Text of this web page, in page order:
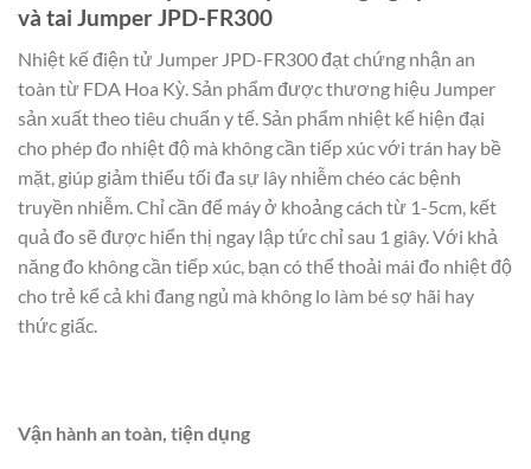
và tai Jumper JPD-FR300
Nhiệt kế điện tử Jumper JPD-FR300 đạt chứng nhận an
toàn từ FDA Hoa Kỳ. Sản phẩm được thương hiệu Jumper
sản xuất theo tiêu chuẩn y tế. Sản phẩm nhiệt kế hiện đại
cho phép đo nhiệt độ mà không cần tiếp xúc với trán hay bề
mặt, giúp giảm thiểu tối đa sự lây nhiễm chéo các bệnh
truyền nhiễm. Chỉ cần để máy ở khoảng cách từ 1-5cm, kết
quả đo sẽ được hiển thị ngay lập tức chỉ sau 1 giây. Với khả
năng đo không cần tiếp xúc, bạn có thể thoải mái đo nhiệt độ
cho trẻ kể cả khi đang ngủ mà không lo làm bé sợ hãi hay
thức giấc.
Vận hành an toàn, tiện dụng